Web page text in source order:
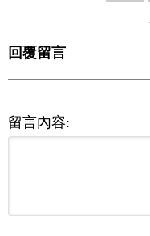
回覆留言
留言內容: